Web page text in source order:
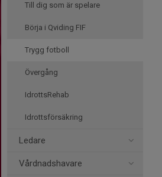
Till dig som är spelare
Börja i Qviding FIF
Trygg fotboll
Övergång
IdrottsRehab
Idrottsförsäkring
Ledare
Vårdnadshavare